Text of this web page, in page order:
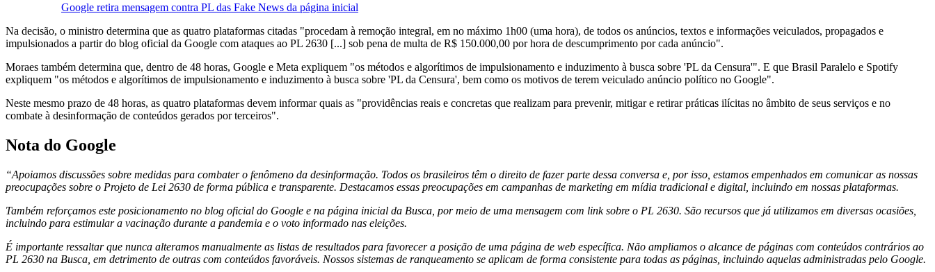
Google retira mensagem contra PL das Fake News da página inicial
Na decisão, o ministro determina que as quatro plataformas citadas "procedam à remoção integral, em no máximo 1h00 (uma hora), de todos os anúncios, textos e informações veiculados, propagados e
impulsionados a partir do blog oficial da Google com ataques ao PL 2630 [...] sob pena de multa de R$ 150.000,00 por hora de descumprimento por cada anúncio".
Moraes também determina que, dentro de 48 horas, Google e Meta expliquem "os métodos e algorítimos de impulsionamento e induzimento à busca sobre 'PL da Censura'". E que Brasil Paralelo e Spotify
expliquem "os métodos e algorítimos de impulsionamento e induzimento à busca sobre 'PL da Censura', bem como os motivos de terem veiculado anúncio político no Google".
Neste mesmo prazo de 48 horas, as quatro plataformas devem informar quais as "providências reais e concretas que realizam para prevenir, mitigar e retirar práticas ilícitas no âmbito de seus serviços e no
combate à desinformação de conteúdos gerados por terceiros".
Nota do Google
“Apoiamos discussões sobre medidas para combater o fenômeno da desinformação. Todos os brasileiros têm o direito de fazer parte dessa conversa e, por isso, estamos empenhados em comunicar as nossas
preocupações sobre o Projeto de Lei 2630 de forma pública e transparente. Destacamos essas preocupações em campanhas de marketing em mídia tradicional e digital, incluindo em nossas plataformas.
Também reforçamos este posicionamento no blog oficial do Google e na página inicial da Busca, por meio de uma mensagem com link sobre o PL 2630. São recursos que já utilizamos em diversas ocasiões,
incluindo para estimular a vacinação durante a pandemia e o voto informado nas eleições.
É importante ressaltar que nunca alteramos manualmente as listas de resultados para favorecer a posição de uma página de web específica. Não ampliamos o alcance de páginas com conteúdos contrários ao
PL 2630 na Busca, em detrimento de outras com conteúdos favoráveis. Nossos sistemas de ranqueamento se aplicam de forma consistente para todas as páginas, incluindo aquelas administradas pelo Google.